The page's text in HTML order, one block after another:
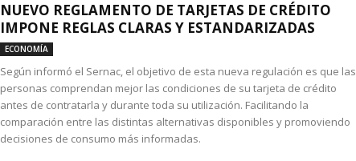
NUEVO REGLAMENTO DE TARJETAS DE CRÉDITO
IMPONE REGLAS CLARAS Y ESTANDARIZADAS
ECONOMÍA
Según informó el Sernac, el objetivo de esta nueva regulación es que las
personas comprendan mejor las condiciones de su tarjeta de crédito
antes de contratarla y durante toda su utilización. Facilitando la
comparación entre las distintas alternativas disponibles y promoviendo
decisiones de consumo más informadas.